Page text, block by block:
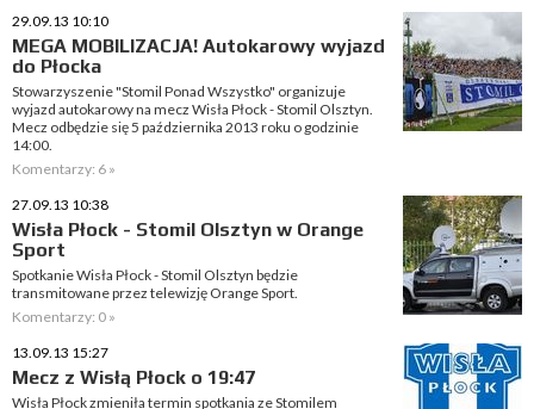
29.09.13 10:10
MEGA MOBILIZACJA! Autokarowy wyjazd
do Płocka
Stowarzyszenie "Stomil Ponad Wszystko" organizuje
wyjazd autokarowy na mecz Wisła Płock - Stomil Olsztyn.
Mecz odbędzie się 5 października 2013 roku o godzinie
14:00.
Komentarzy: 6 »
27.09.13 10:38
Wisła Płock - Stomil Olsztyn w Orange
Sport
Spotkanie Wisła Płock - Stomil Olsztyn będzie
transmitowane przez telewizję Orange Sport.
Komentarzy: 0 »
13.09.13 15:27
Mecz z Wisłą Płock o 19:47
Wisła Płock zmieniła termin spotkania ze Stomilem